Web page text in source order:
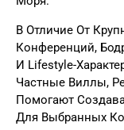
В Отличие От
Конференций,
И Lifestyle-
Частные Виллы,
Помогают
Для Выбранных